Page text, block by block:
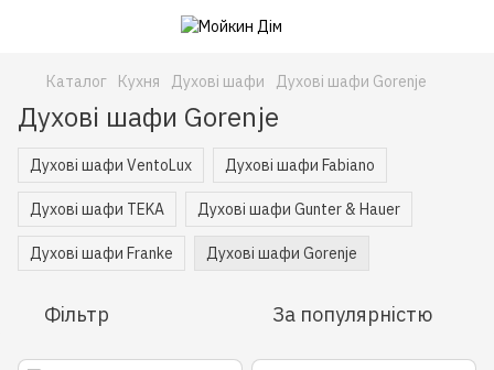
Каталог Кухня Духові шафи Духові шафи Gorenje
Духові шафи Gorenje
Духові шафи VentoLux Духові шафи Fabiano
Духові шафи TEKA Духові шафи Gunter & Hauer
Духові шафи Franke Духові шафи Gorenje
Фільтр За популярністю